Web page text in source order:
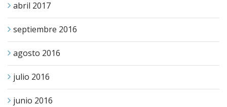
abril 2017
septiembre 2016
agosto 2016
julio 2016
junio 2016